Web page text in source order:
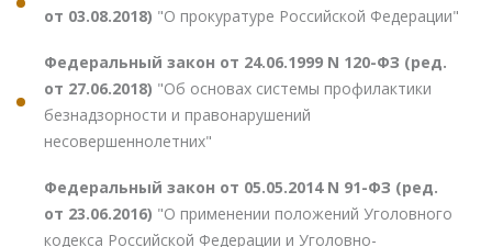
от 03.08.2018) "О прокуратуре Российской Федерации"
Федеральный закон от 24.06.1999 N 120-ФЗ (ред.
от 27.06.2018) "Об основах системы профилактики
безнадзорности и правонарушений
несовершеннолетних"
Федеральный закон от 05.05.2014 N 91-ФЗ (ред.
от 23.06.2016) "О применении положений Уголовного
кодекса Российской Федерации и Уголовно-